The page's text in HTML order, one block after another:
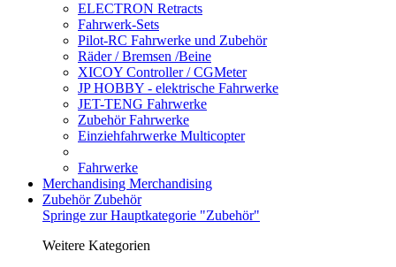
ELECTRON Retracts
Fahrwerk-Sets
Pilot-RC Fahrwerke und Zubehör
Räder / Bremsen /Beine
XICOY Controller / CGMeter
JP HOBBY - elektrische Fahrwerke
JET-TENG Fahrwerke
Zubehör Fahrwerke
Einziehfahrwerke Multicopter
Fahrwerke
Merchandising Merchandising
Zubehör Zubehör
Springe zur Hauptkategorie "Zubehör"
Weitere Kategorien